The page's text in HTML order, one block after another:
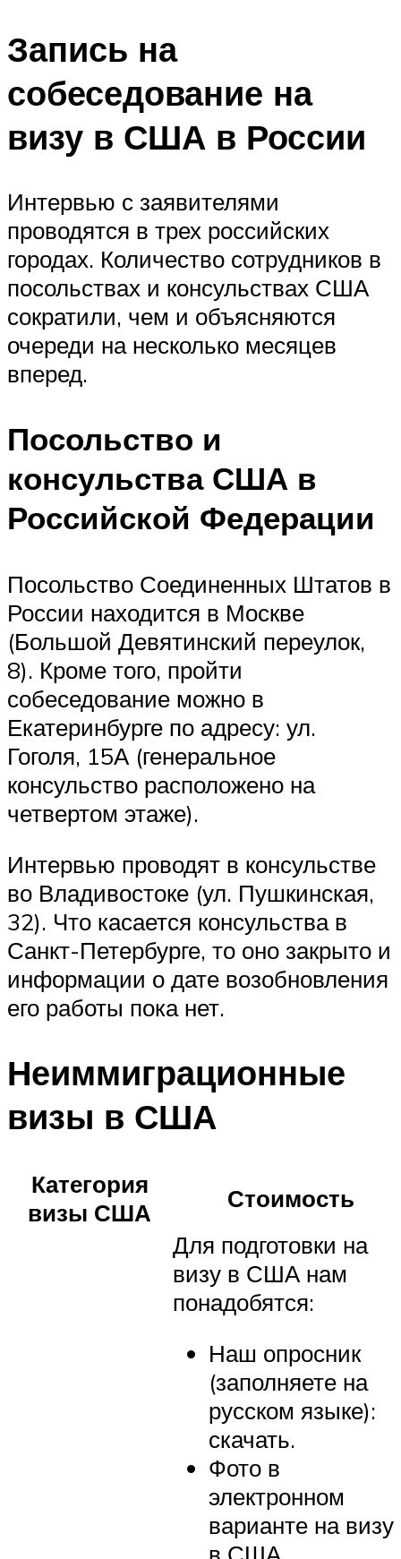
Запись на
собеседование на
визу в США в России
Интервью с заявителями
проводятся в трех российских
городах. Количество сотрудников в
посольствах и консульствах США
сократили, чем и объясняются
очереди на несколько месяцев
вперед.
Посольство и
консульства США в
Российской Федерации
Посольство Соединенных Штатов в
России находится в Москве
(Большой Девятинский переулок,
8). Кроме того, пройти
собеседование можно в
Екатеринбурге по адресу: ул.
Гоголя, 15А (генеральное
консульство расположено на
четвертом этаже).
Интервью проводят в консульстве
во Владивостоке (ул. Пушкинская,
32). Что касается консульства в
Санкт-Петербурге, то оно закрыто и
информации о дате возобновления
его работы пока нет.
Неиммиграционные
визы в США
Категория
визы США
Стоимость
Для подготовки на
визу в США нам
понадобятся:
Наш опросник
(заполняете на
русском языке):
скачать.
Фото в
электронном
варианте на визу